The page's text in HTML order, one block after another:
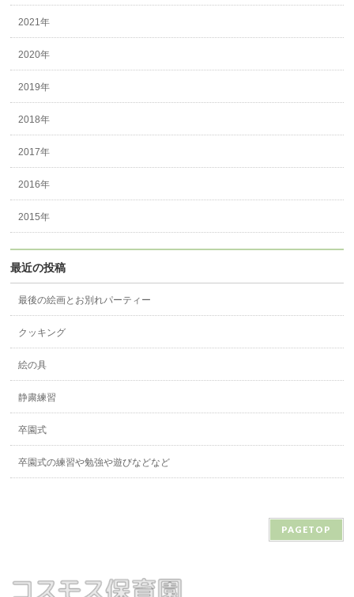
2021年
2020年
2019年
2018年
2017年
2016年
2015年
最近の投稿
最後の絵画とお別れパーティー
クッキング
絵の具
静粛練習
卒園式
卒園式の練習や勉強や遊びなどなど
PAGETOP